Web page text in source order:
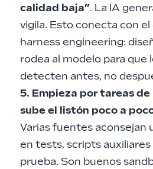
calidad baja”. La IA
vigila. Esto conecta con
harness engineering:
rodea al modelopara que
detecten antes, no
5. Empieza por tareas de
sube el listón poco a
Varias fuentes aconsejan
en tests, scripts auxiliares
prueba. Son buenos